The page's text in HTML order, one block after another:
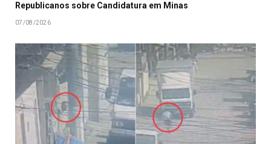
Republicanos sobre Candidatura em Minas
07/08/2026